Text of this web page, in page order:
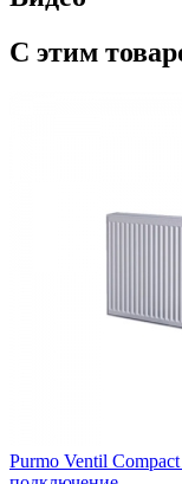
С этим
Purmo Ventil